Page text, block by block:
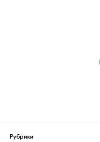
Рубрики